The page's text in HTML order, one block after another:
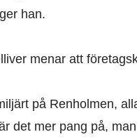
han.
menar att
på Renholmen,
det mer pang på,